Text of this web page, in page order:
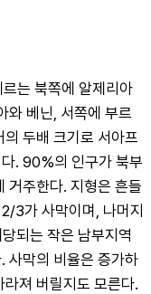
는 북쪽에 알제리아
와 베닌, 서쪽에 부르
두배 크기로 서아프
. 90%의 인구가 북부
거주한다. 지형은 흔들
3가 사막이며, 나머지
되는 작은 남부지역
사막의 비율은 증가하
져 버릴지도 모른다.